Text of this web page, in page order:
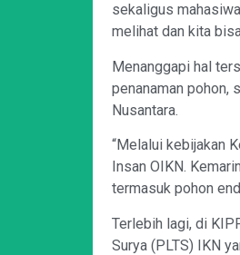
sekaligus
melihat dan kita
Menanggapi hal
penanaman pohon,
Nusantara.
“Melalui kebijakan
Insan OIKN.
termasuk pohon
Terlebih lagi, di
Surya (PLTS) IKN